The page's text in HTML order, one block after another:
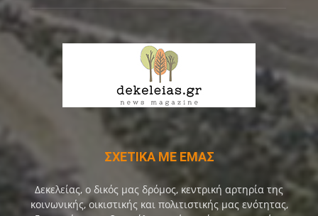
ΣΧΕΤΙΚΑ ΜΕ ΕΜΑΣ
Δεκελείας, ο δικός μας δρόμος, κεντρική αρτηρία της
κοινωνικής, οικιστικής και πολιτιστικής μας ενότητας,